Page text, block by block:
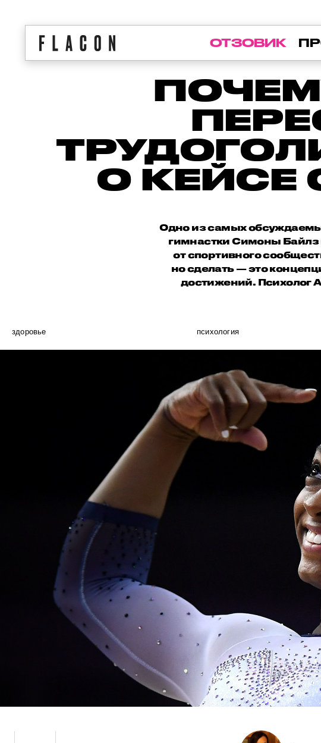
ОТЗОВИК
О
Одно из самых
гимнастки Симоны Байлз
от спортивного
но сделать — это
достижений. Психолог
здоровье психология